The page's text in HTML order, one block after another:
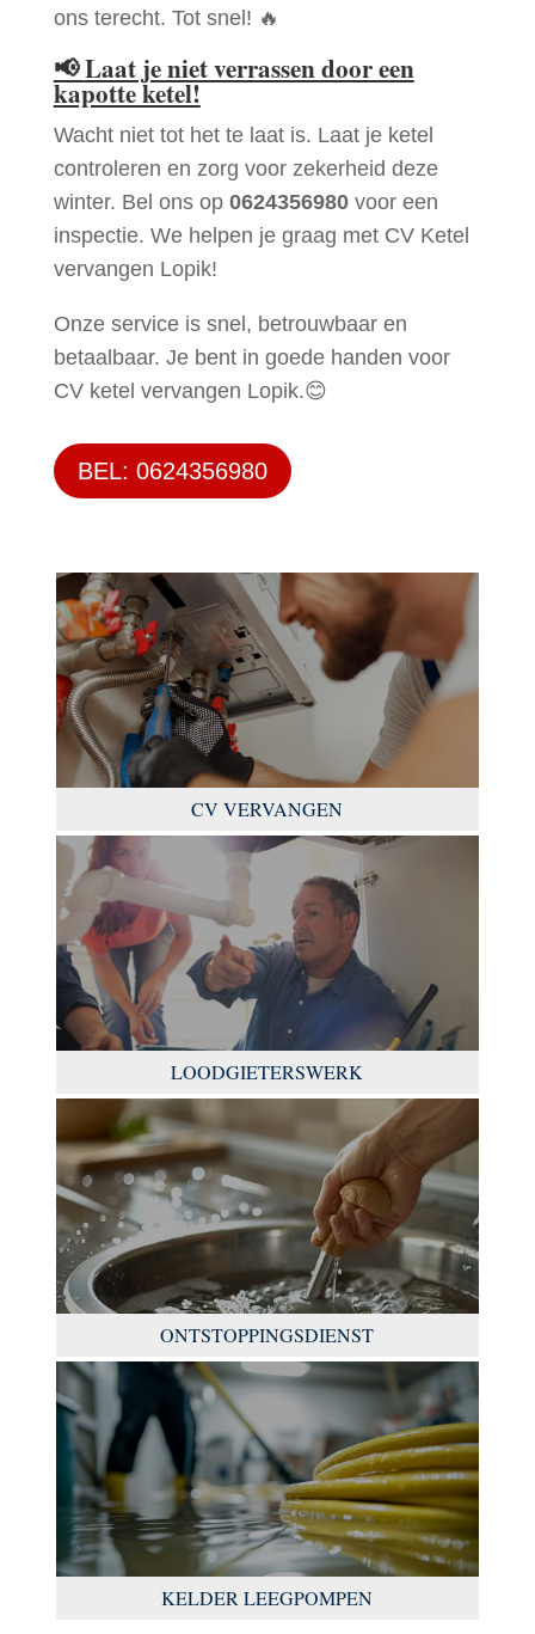
ons terecht. Tot snel! 🔥
📢Laat je niet verrassen door een
kapotte ketel!
Wacht niet tot het te laat is. Laat je ketel
controleren en zorg voor zekerheid deze
winter. Bel ons op 0624356980voor een
inspectie. We helpen je graag met CV Ketel
vervangen Lopik!
Onze service is snel, betrouwbaar en
betaalbaar. Je bent in goede handen voor
CV ketel vervangen Lopik.😊
BEL: 0624356980
CV VERVANGEN
LOODGIETERSWERK
ONTSTOPPINGSDIENST
KELDER LEEGPOMPEN